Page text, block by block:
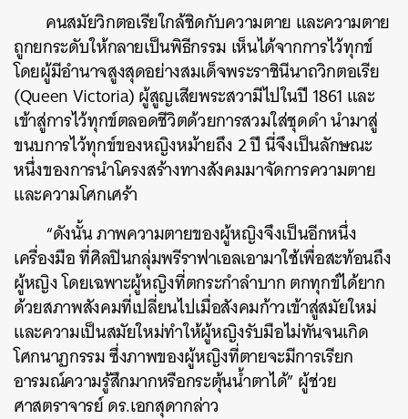
คนสมัยวิกตอเรียใกล้ชิดกับความตาย และความตาย
ถูกยกระดับให้กลายเป็นพิธีกรรม เห็นได้จากการไว้ทุกข์
โดยผู้มีอำนาจสูงสุดอย่างสมเด็จพระราชินีนาถวิกตอเรีย
(Queen Victoria) ผู้สูญเสียพระสวามีไปในปี 1861 และ
เข้าสู่การไว้ทุกข์ตลอดชีวิตด้วยการสวมใส่ชุดดำ นำมาสู่
ขนบการไว้ทุกข์ของหญิงหม้ายถึง 2 ปี นี่จึงเป็นลักษณะ
หนึ่งของการนำโครงสร้างทางสังคมมาจัดการความตาย
และความโศกเศร้า
“ดังนั้น ภาพความตายของผู้หญิงจึงเป็นอีกหนึ่ง
เครื่องมือ ที่ศิลปินกลุ่มพรีราฟาเอลเอามาใช้เพื่อสะท้อนถึง
ผู้หญิง โดยเฉพาะผู้หญิงที่ตกระกำลำบาก ตกทุกข์ได้ยาก
ด้วยสภาพสังคมที่เปลี่ยนไปเมื่อสังคมก้าวเข้าสู่สมัยใหม่
และความเป็นสมัยใหม่ทำให้ผู้หญิงรับมือไม่ทันจนเกิด
โศกนาฏกรรม ซึ่งภาพของผู้หญิงที่ตายจะมีการเรียก
อารมณ์ความรู้สึกมากหรือกระตุ้นน้ำตาได้” ผู้ช่วย
ศาสตราจารย์ ดร.เอกสุดากล่าว